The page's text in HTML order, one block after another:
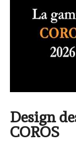
Design
COROS